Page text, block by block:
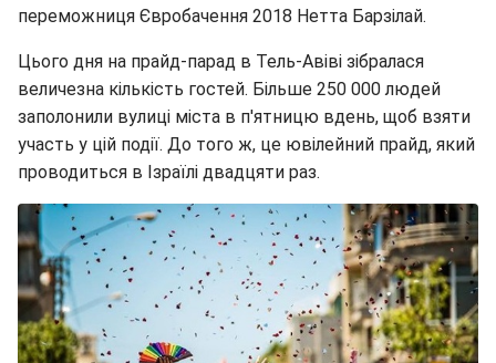
переможниця Євробачення 2018 Нетта Барзілай.
Цього дня на прайд-парад в Тель-Авіві зібралася
величезна кількість гостей. Більше 250 000 людей
заполонили вулиці міста в п'ятницю вдень, щоб взяти
участь у цій події. До того ж, це ювілейний прайд, який
проводиться в Ізраїлі двадцяти раз.